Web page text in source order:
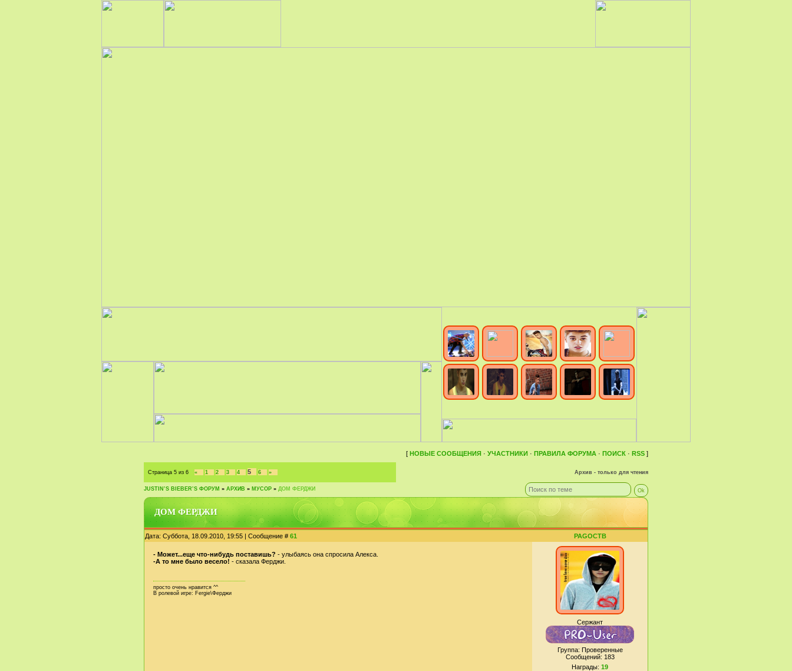
[ НОВЫЕ СООБЩЕНИЯ · УЧАСТНИКИ · ПРАВИЛА ФОРУМА · ПОИСК · RSS ]
Страница 5 из 6 « 1 2 3 4 5 6 » Архив - только для чтения
JUSTIN‛S BIEBER‛S ФОРУМ » АРХИВ » МУСОР » ДОМ ФЕРДЖИ
ДОМ ФЕРДЖИ
Дата: Суббота, 18.09.2010, 19:55 | Сообщение # 61 PAGOCTB
- Может...еще что-нибудь поставишь? - улыбаясь она спросила Алекса.
-А то мне было весело! - сказала Ферджи.
просто очень нравится ^^
В ролевой игре: Fergie\Ферджи
Сержант
Группа: Проверенные
Сообщений: 183
Награды: 19